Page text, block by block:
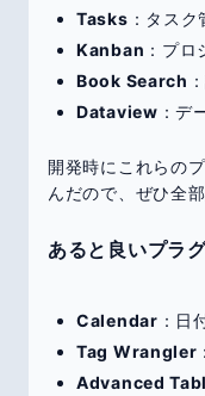
Tasks ：タス
Kanban ：プ
Book Search
Dataview ：デ
開発時にこれらの
んだので、ぜひ全
あると良いプラ
Calendar ：日
Tag Wrangler
Advanced